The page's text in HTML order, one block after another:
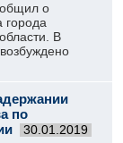
о
города
В
по
30.01.2019